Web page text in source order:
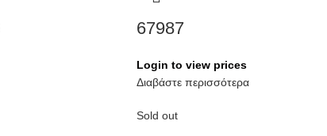
67987
Login to view prices
Διαβάστε περισσότερα
Sold out